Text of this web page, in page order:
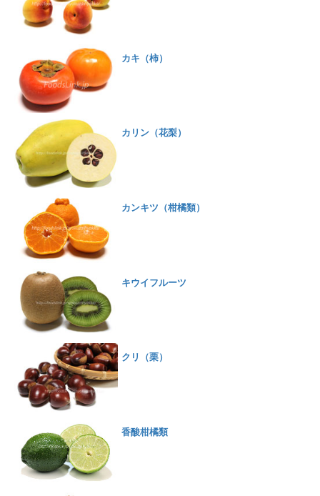
カキ（柿）
カリン（花梨）
カンキツ（柑橘類）
キウイフルーツ
クリ（栗）
香酸柑橘類